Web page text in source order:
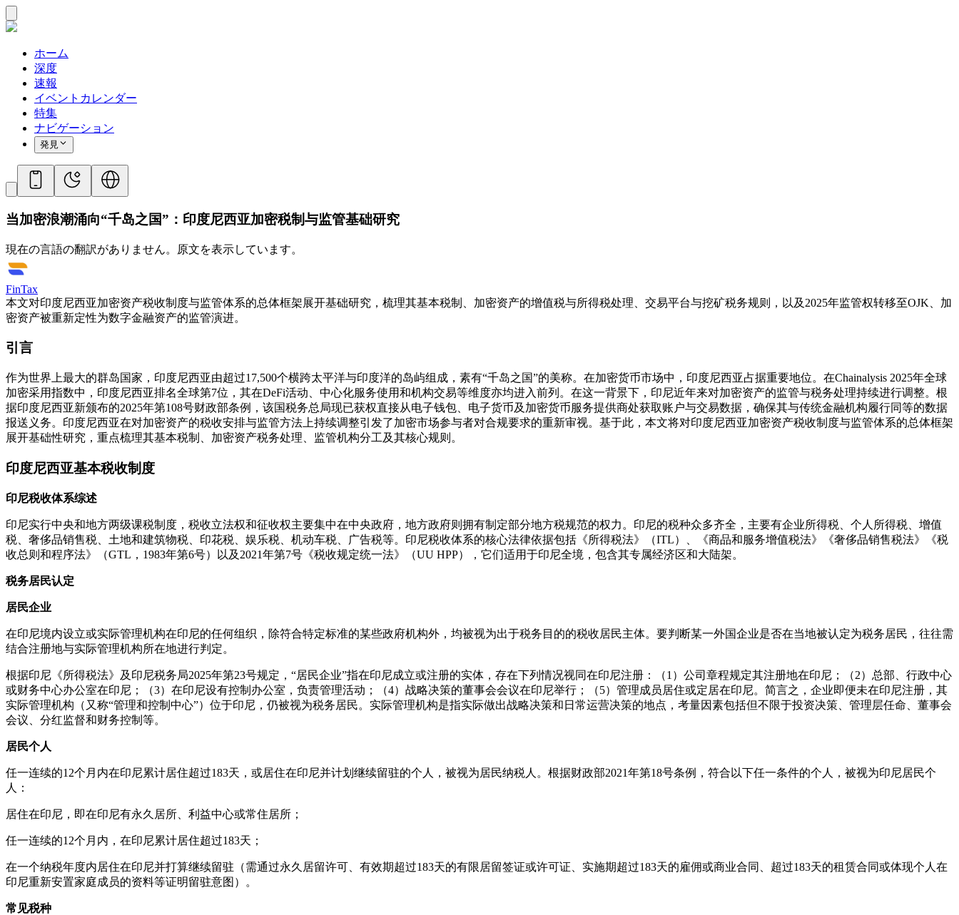
ホーム
深度
速報
イベントカレンダー
特集
ナビゲーション
発見
当加密浪潮涌向“千岛之国”：印度尼西亚加密税制与监管基础研究
現在の言語の翻訳がありません。原文を表示しています。
FinTax
本文对印度尼西亚加密资产税收制度与监管体系的总体框架展开基础研究，梳理其基本税制、加密资产的增值税与所得税处理、交易平台与挖矿税务规则，以及2025年监管权转移至OJK、加
密资产被重新定性为数字金融资产的监管演进。
引言
作为世界上最大的群岛国家，印度尼西亚由超过17,500个横跨太平洋与印度洋的岛屿组成，素有“千岛之国”的美称。在加密货币市场中，印度尼西亚占据重要地位。在Chainalysis 2025年全球
加密采用指数中，印度尼西亚排名全球第7位，其在DeFi活动、中心化服务使用和机构交易等维度亦均进入前列。在这一背景下，印尼近年来对加密资产的监管与税务处理持续进行调整。根
据印度尼西亚新颁布的2025年第108号财政部条例，该国税务总局现已获权直接从电子钱包、电子货币及加密货币服务提供商处获取账户与交易数据，确保其与传统金融机构履行同等的数据
报送义务。印度尼西亚在对加密资产的税收安排与监管方法上持续调整引发了加密市场参与者对合规要求的重新审视。基于此，本文将对印度尼西亚加密资产税收制度与监管体系的总体框架
展开基础性研究，重点梳理其基本税制、加密资产税务处理、监管机构分工及其核心规则。
印度尼西亚基本税收制度
印尼税收体系综述
印尼实行中央和地方两级课税制度，税收立法权和征收权主要集中在中央政府，地方政府则拥有制定部分地方税规范的权力。印尼的税种众多齐全，主要有企业所得税、个人所得税、增值
税、奢侈品销售税、土地和建筑物税、印花税、娱乐税、机动车税、广告税等。印尼税收体系的核心法律依据包括《所得税法》（ITL）、《商品和服务增值税法》《奢侈品销售税法》《税
收总则和程序法》（GTL，1983年第6号）以及2021年第7号《税收规定统一法》（UU HPP），它们适用于印尼全境，包含其专属经济区和大陆架。
税务居民认定
居民企业
在印尼境内设立或实际管理机构在印尼的任何组织，除符合特定标准的某些政府机构外，均被视为出于税务目的的税收居民主体。要判断某一外国企业是否在当地被认定为税务居民，往往需
结合注册地与实际管理机构所在地进行判定。
根据印尼《所得税法》及印尼税务局2025年第23号规定，“居民企业”指在印尼成立或注册的实体，存在下列情况视同在印尼注册：（1）公司章程规定其注册地在印尼；（2）总部、行政中心
或财务中心办公室在印尼；（3）在印尼设有控制办公室，负责管理活动；（4）战略决策的董事会会议在印尼举行；（5）管理成员居住或定居在印尼。简言之，企业即便未在印尼注册，其
实际管理机构（又称“管理和控制中心”）位于印尼，仍被视为税务居民。实际管理机构是指实际做出战略决策和日常运营决策的地点，考量因素包括但不限于投资决策、管理层任命、董事会
会议、分红监督和财务控制等。
居民个人
任一连续的12个月内在印尼累计居住超过183天，或居住在印尼并计划继续留驻的个人，被视为居民纳税人。根据财政部2021年第18号条例，符合以下任一条件的个人，被视为印尼居民个
人：
居住在印尼，即在印尼有永久居所、利益中心或常住居所；
任一连续的12个月内，在印尼累计居住超过183天；
在一个纳税年度内居住在印尼并打算继续留驻（需通过永久居留许可、有效期超过183天的有限居留签证或许可证、实施期超过183天的雇佣或商业合同、超过183天的租赁合同或体现个人在
印尼重新安置家庭成员的资料等证明留驻意图）。
常见税种